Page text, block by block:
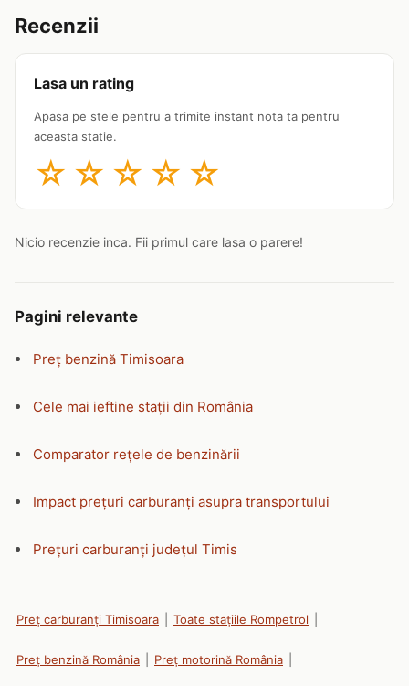
Recenzii
Lasa un rating
Apasa pe stele pentru a trimite instant nota ta pentru
aceasta statie.
☆ ☆ ☆ ☆ ☆
Nicio recenzie inca. Fii primul care lasa o parere!
Pagini relevante
Preț benzină Timisoara
Cele mai ieftine stații din România
Comparator rețele de benzinării
Impact prețuri carburanți asupra transportului
Prețuri carburanți județul Timis
Preț carburanți Timisoara Toate stațiile Rompetrol
Preț benzină România Preț motorină România